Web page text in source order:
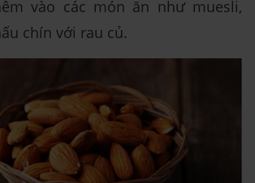
vào các món ăn như muesli,
chín với rau củ.